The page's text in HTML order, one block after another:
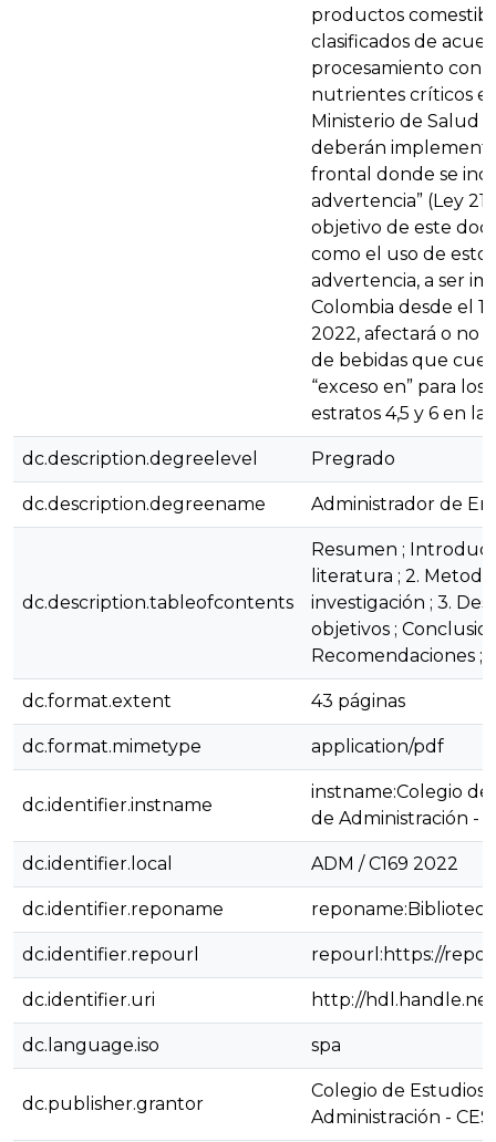
productos
clasificados de
procesamiento con
nutrientes críticos
Ministerio de Salud
deberán
frontal donde se
advertencia” (Ley
objetivo de este
como el uso de
advertencia, a ser
Colombia desde el
2022, afectará o no
de bebidas que
“exceso en” para
estratos 4,5 y 6 en
dc.description.degreelevel Pregrado
dc.description.degreename Administrador de
dc.description.tableofcontents
Resumen ;
literatura ; 2.
investigación ; 3.
objetivos ;
Recomendaciones ;
dc.format.extent 43 páginas
dc.format.mimetype application/pdf
dc.identifier.instname
instname:Colegio
de Administración -
dc.identifier.local ADM / C169 2022
dc.identifier.reponame reponame:Biblioteca
dc.identifier.repourl repourl:https://
dc.identifier.uri http://
dc.language.iso spa
dc.publisher.grantor
Colegio de Estudios
Administración -